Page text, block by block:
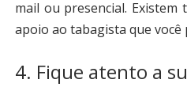
mail ou presencial.
apoio ao tabagista que você
4. Fique atento a